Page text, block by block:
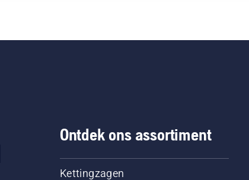
Ontdek ons assortiment
Kettingzagen